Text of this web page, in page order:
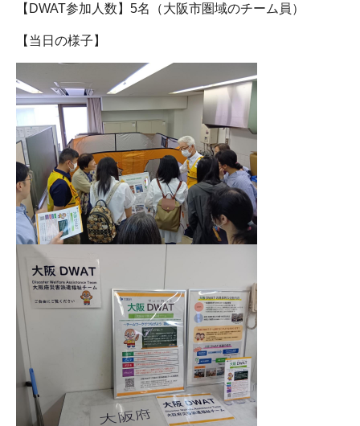
【DWAT参加人数】5名（大阪市圏域のチーム員）
【当日の様子】